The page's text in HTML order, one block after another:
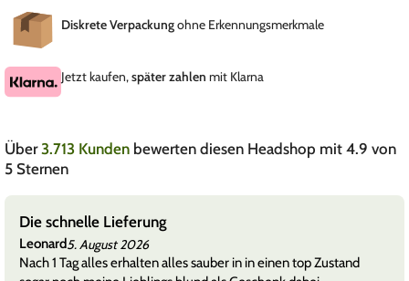
Diskrete Verpackungohne Erkennungsmerkmale
Jetzt kaufen,später zahlen mit Klarna
Über3.713 Kunden bewerten diesen Headshop mit 4.9 von
5 Sternen
Die schnelle Lieferung
Leonard5. August 2026
Nach 1 Tag alles erhalten alles sauber in in einen top Zustand